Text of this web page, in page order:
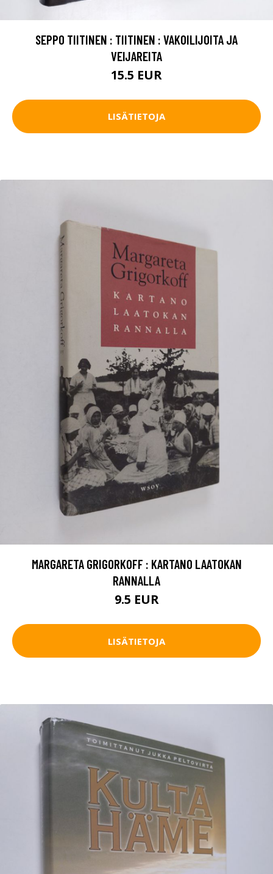
SEPPO TIITINEN : TIITINEN : VAKOILIJOITA JA
VEIJAREITA
15.5 EUR
LISÄTIETOJA
MARGARETA GRIGORKOFF : KARTANO LAATOKAN
RANNALLA
9.5 EUR
LISÄTIETOJA